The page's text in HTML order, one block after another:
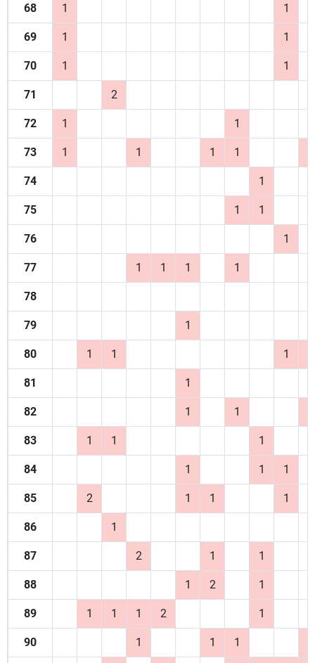
68 1 1
69 1 1
70 1 1
71 2
72 1 1
73 1 1 1 1
74 1
75 1 1
76 1
77 1 1 1 1
78
79 1
80 1 1 1
81 1
82 1 1
83 1 1 1
84 1 1 1
85 2 1 1 1
86 1
87 2 1 1
88 1 2 1
89 1 1 1 2 1
90 1 1 1